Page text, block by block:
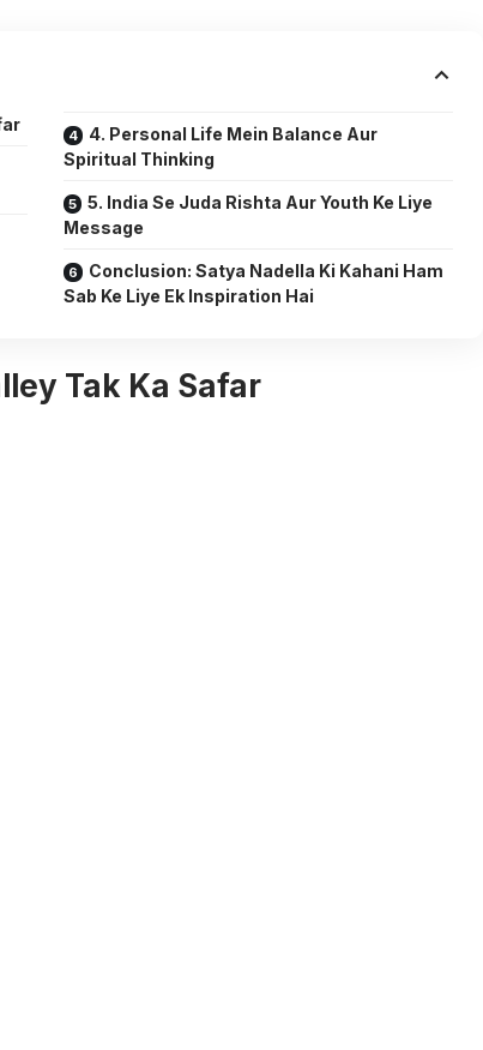
4. Personal Life Mein Balance Aur
Spiritual Thinking
5. India Se Juda Rishta Aur Youth Ke Liye
Message
Conclusion: Satya Nadella Ki Kahani Ham
Sab Ke Liye Ek Inspiration Hai
Tak Ka Safar